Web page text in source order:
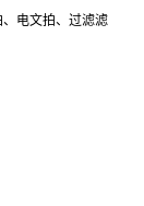
电文拍、过滤滤